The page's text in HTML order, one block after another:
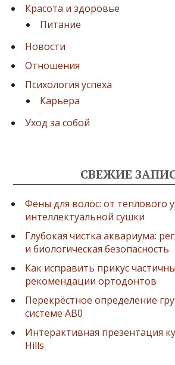
Красота и здоровье
Питание
Новости
Отношения
Психология успеха
Карьера
Уход за собой
СВЕЖИЕ
Фены для волос: от теплового
интеллектуальной сушки
Глубокая чистка аквариума:
и биологическая безопасность
Как исправить прикус
рекомендации ортодонтов
Перекрёстное определение
системе AB0
Интерактивная презентация
Hills